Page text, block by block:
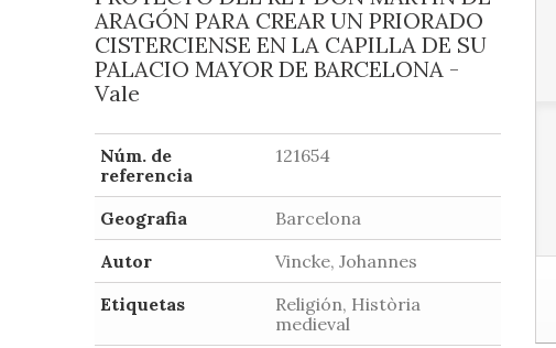
ARAGÓN PARA CREAR UN PRIORADO
CISTERCIENSE EN LA CAPILLA DE SU
PALACIO MAYOR DE BARCELONA -
Vale
Núm. de
referencia
121654
Geografia
Barcelona
Autor
Vincke, Johannes
Etiquetas
Religión, Història
medieval